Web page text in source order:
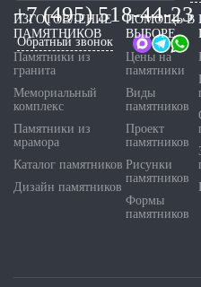
+7 (495) 518-44-23
Обратный звонок
ИЗГОТОВЛЕНИЕ
ПАМЯТНИКОВ
Памятники из
гранита
Мемориальный
комплекс
Памятники из
мрамора
Каталог памятников
Дизайн памятников
ПОМОЩЬ В
ВЫБОРЕ
Цены на
памятники
Виды
памятников
Проект
памятников
Рисунки
памятников
Формы
памятников